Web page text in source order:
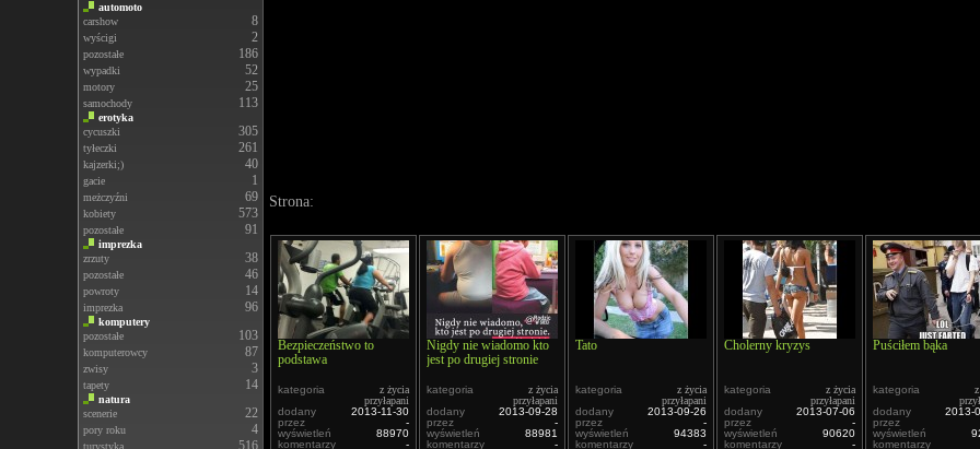
automoto
carshow
8
wyścigi 2
pozostałe 186
wypadki 52
motory 25
samochody 113
erotyka
cycuszki
305
tyłeczki 261
kajzerki;) 40
gacie 1
meżczyźni 69
kobiety 573
pozostałe 91
imprezka
zrzuty
38
pozostałe 46
powroty 14
imprezka 96
komputery
pozostałe
103
komputerowcy 87
zwisy 3
tapety 14
natura
scenerie
22
pory roku 4
turystyka 516
Strona:
Bezpieczeństwo to
podstawa
kategoria
z życia
przyłapani
dodany
2013-11-30
przez
-
wyświetleń
88970
komentarzy
-
Nigdy nie wiadomo kto
jest po drugiej stronie
kategoria
z życia
przyłapani
dodany
2013-09-28
przez
-
wyświetleń
88981
komentarzy
-
Tato
kategoria
z życia
przyłapani
dodany
2013-09-26
przez
-
wyświetleń
94383
komentarzy
-
Cholerny kryzys
kategoria
z życia
przyłapani
dodany
2013-07-06
przez
-
wyświetleń
90620
komentarzy
-
Puściłem bąka
kategoria
dodany
2013-
przez
wyświetleń
komentarzy